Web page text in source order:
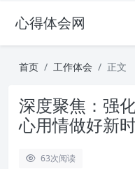
心得体会网
首页 工作体会 正文
深度聚焦：强
心用情做好新
63次阅读